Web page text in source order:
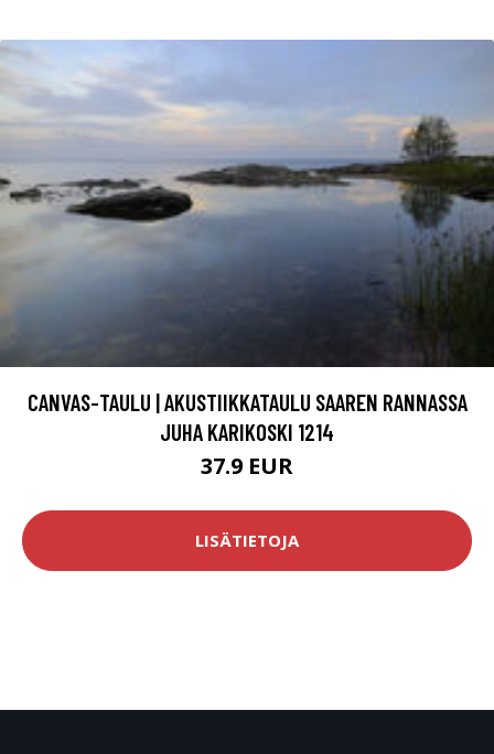
CANVAS-TAULU | AKUSTIIKKATAULU SAAREN RANNASSA
JUHA KARIKOSKI 1214
37.9 EUR
LISÄTIETOJA